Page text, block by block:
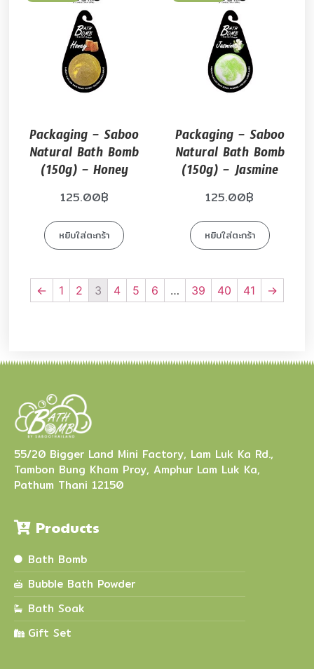
Packaging – Saboo
Natural Bath Bomb
(150g) – Honey
125.00฿
หยิบใส่ตะกร้า
Packaging – Saboo
Natural Bath Bomb
(150g) – Jasmine
125.00฿
หยิบใส่ตะกร้า
← 1 2 3 4 5 6 … 39 40 41 →
55/20 Bigger Land Mini Factory, Lam Luk Ka Rd.,
Tambon Bung Kham Proy, Amphur Lam Luk Ka,
Pathum Thani 12150
Products
Bath Bomb
Bubble Bath Powder
Bath Soak
Gift Set